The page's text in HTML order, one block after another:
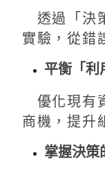
透過「決
實驗，從錯
平衡「利
優化現有
商機，提升
掌握決策